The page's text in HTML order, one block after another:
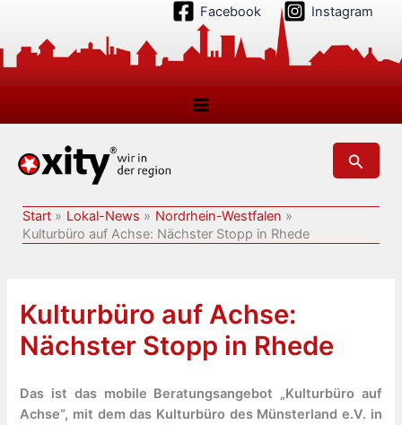
springen
Facebook Instagram
Suchen
Start Lokal-News
Nordrhein-Westfalen
Kulturbüro auf Achse: Nächster Stopp in Rhede
Kulturbüro auf Achse:
Nächster Stopp in Rhede
Das ist das mobile Beratungsangebot „Kulturbüro auf
Achse“, mit dem das Kulturbüro des Münsterland e.V. in